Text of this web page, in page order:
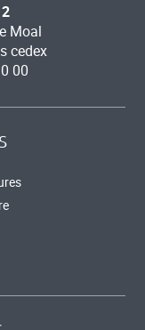
Moal
cedex
00